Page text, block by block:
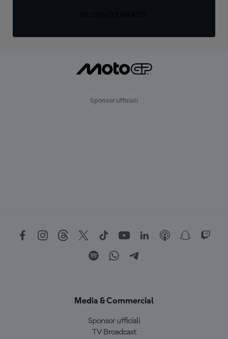
Sponsor ufficiali
Media & Commercial
Sponsor ufficiali
TV Broadcast